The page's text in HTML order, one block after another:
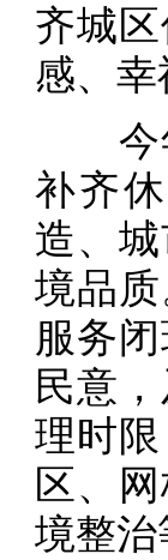
齐城
感、幸
今年
补齐
造、
境品
服务
民意
理时
区、
境整治